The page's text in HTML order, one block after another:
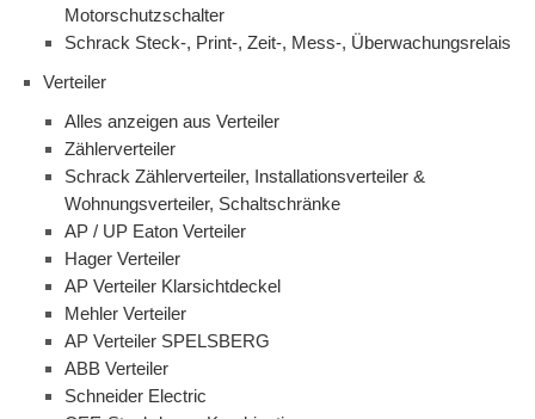
Motorschutzschalter
Schrack Steck-, Print-, Zeit-, Mess-, Überwachungsrelais
Verteiler
Alles anzeigen aus Verteiler
Zählerverteiler
Schrack Zählerverteiler, Installationsverteiler &
Wohnungsverteiler, Schaltschränke
AP / UP Eaton Verteiler
Hager Verteiler
AP Verteiler Klarsichtdeckel
Mehler Verteiler
AP Verteiler SPELSBERG
ABB Verteiler
Schneider Electric